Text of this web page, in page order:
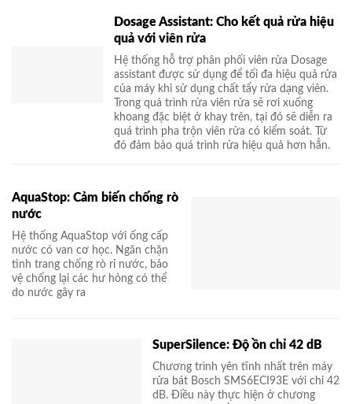
Dosage Assistant: Cho kết quả rửa hiệu
quả với viên rửa
Hệ thống hỗ trợ phân phối viên rửa Dosage
assistant được sử dụng để tối đa hiệu quả rửa
của máy khi sử dụng chất tẩy rửa dạng viên.
Trong quá trình rửa viên rửa sẽ rơi xuống
khoang đặc biệt ở khay trên, tại đó sẽ diễn ra
quá trình pha trộn viên rửa có kiểm soát. Từ
đó đảm bảo quá trình rửa hiệu quả hơn hẳn.
AquaStop: Cảm biến chống rò
nước
Hệ thống AquaStop với ống cấp
nước có van cơ học. Ngăn chặn
tình trang chống rò rỉ nước, bảo
vệ chống lại các hư hỏng có thể
do nước gây ra
SuperSilence: Độ ồn chỉ 42 dB
Chương trình yên tĩnh nhất trên máy
rửa bát Bosch SMS6ECI93E với chỉ 42
dB. Điều này thực hiện ở chương